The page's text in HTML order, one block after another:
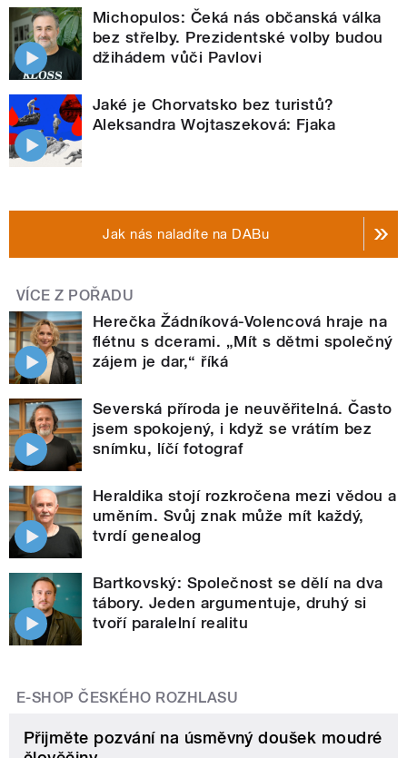
Michopulos: Čeká nás občanská válka
bez střelby. Prezidentské volby budou
džihádem vůči Pavlovi
Jaké je Chorvatsko bez turistů?
Aleksandra Wojtaszeková: Fjaka
Jak nás naladíte na DABu
VÍCE Z POŘADU
Herečka Žádníková-Volencová hraje na
flétnu s dcerami. „Mít s dětmi společný
zájem je dar,“ říká
Severská příroda je neuvěřitelná. Často
jsem spokojený, i když se vrátím bez
snímku, líčí fotograf
Heraldika stojí rozkročena mezi vědou a
uměním. Svůj znak může mít každý,
tvrdí genealog
Bartkovský: Společnost se dělí na dva
tábory. Jeden argumentuje, druhý si
tvoří paralelní realitu
E-SHOP ČESKÉHO ROZHLASU
Přijměte pozvání na úsměvný doušek moudré